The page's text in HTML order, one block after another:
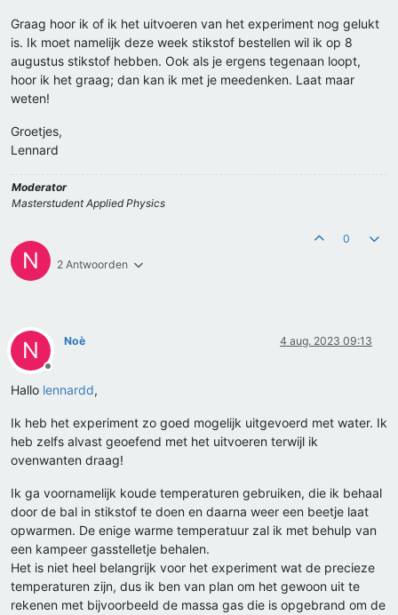
Graag hoor ik of ik het uitvoeren van het experiment nog gelukt
is. Ik moet namelijk deze week stikstof bestellen wil ik op 8
augustus stikstof hebben. Ook als je ergens tegenaan loopt,
hoor ik het graag; dan kan ik met je meedenken. Laat maar
weten!
Groetjes,
Lennard
Moderator
Masterstudent Applied Physics
N 2 Antwoorden
0
N
Offline
Noè 4 aug. 2023 09:13
Hallo lennardd,
Ik heb het experiment zo goed mogelijk uitgevoerd met water. Ik
heb zelfs alvast geoefend met het uitvoeren terwijl ik
ovenwanten draag!
Ik ga voornamelijk koude temperaturen gebruiken, die ik behaal
door de bal in stikstof te doen en daarna weer een beetje laat
opwarmen. De enige warme temperatuur zal ik met behulp van
een kampeer gasstelletje behalen.
Het is niet heel belangrijk voor het experiment wat de precieze
temperaturen zijn, dus ik ben van plan om het gewoon uit te
rekenen met bijvoorbeeld de massa gas die is opgebrand om de